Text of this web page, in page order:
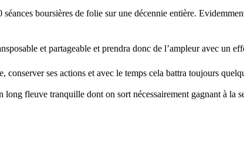
boursières de folie sur une décennie entière.
et partageable et prendra donc de l’ampleur avec un
ses actions et avec le temps cela battra toujours
fleuve tranquille dont on sort nécessairement gagnant à la